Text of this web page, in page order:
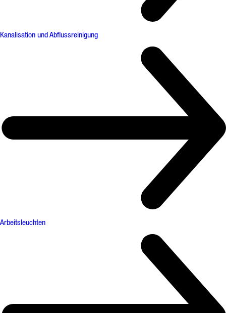
Kanalisation und Abflussreinigung
Arbeitsleuchten